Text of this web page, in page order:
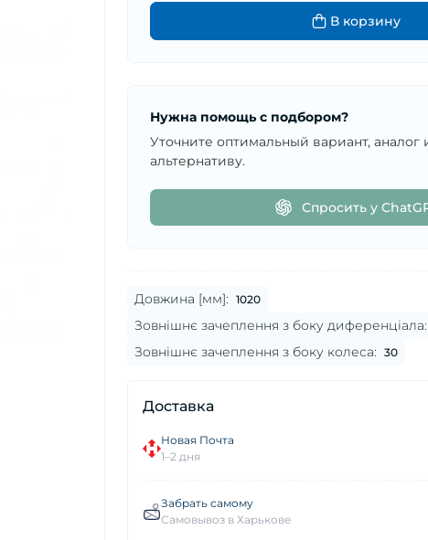
В корзину
Нужна помощь с подбором?
Уточните оптимальный вариант,
альтернативу.
Спросить у
Довжина [мм]: 1020
Зовнішнє зачеплення з боку диференціала:
Зовнішнє зачеплення з боку колеса: 30
Доставка
Новая Почта
1–2 дня
Забрать самому
Самовывоз в Харькове